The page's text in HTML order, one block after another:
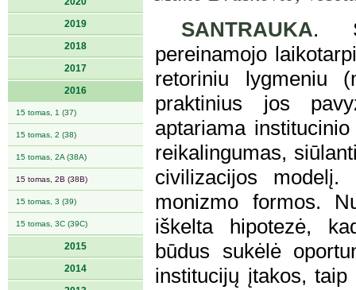
2019
2018
2017
2016
15 tomas, 1 (37)
15 tomas, 2 (38)
15 tomas, 2A (38A)
15 tomas, 2B (38B)
15 tomas, 3 (39)
15 tomas, 3C (39C)
2015
2014
SANTRAUKA.
pereinamojo
retoriniu lygmeniu
praktinius jos
aptariama
reikalingumas,
civilizacijos modelį.
monizmo formos.
iškelta hipotezė,
būdus sukėlė
institucijų įtakos,